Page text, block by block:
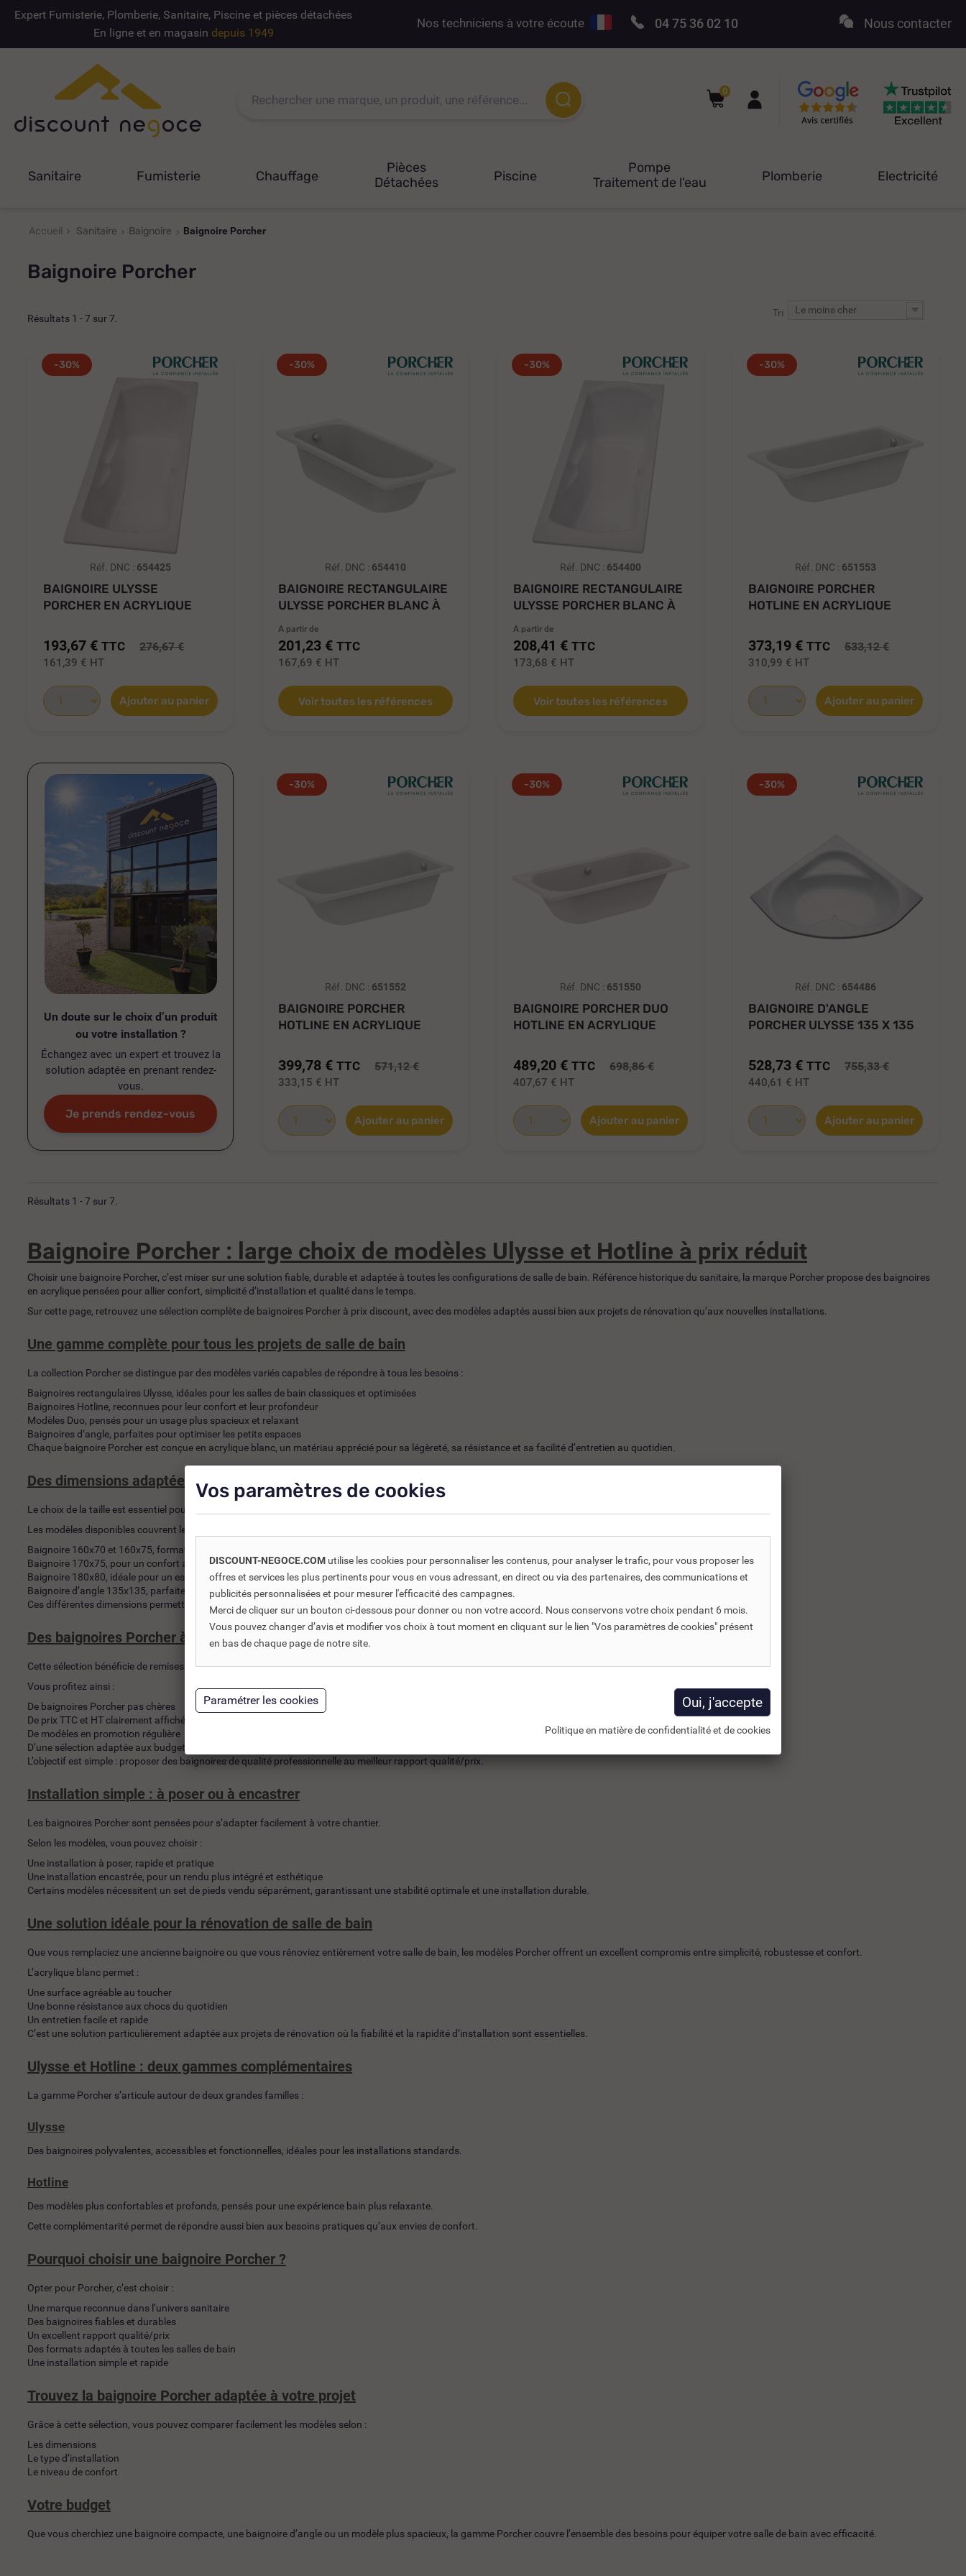
Expert Fumisterie, Plomberie, Sanitaire, Piscine et pièces détachées
En ligne et en magasin depuis 1949
Nos techniciens à votre écoute 04 75 36 02 10 Nous contacter
0
Sanitaire Fumisterie Chauffage
Pièces
Détachées
Piscine
Pompe
Traitement de l'eau
Plomberie Electricité
Accueil Sanitaire Baignoire Baignoire Porcher
Baignoire Porcher
Tri Le moins cher
Résultats 1 - 7 sur 7.
-30%
Réf. DNC : 654425
BAIGNOIRE ULYSSE
PORCHER EN ACRYLIQUE
193,67 € TTC 276,67 €
161,39 € HT
Ajouter au panier
-30%
Réf. DNC : 654410
BAIGNOIRE RECTANGULAIRE
ULYSSE PORCHER BLANC À
A partir de
201,23 € TTC
167,69 € HT
Voir toutes les références
-30%
Réf. DNC : 654400
BAIGNOIRE RECTANGULAIRE
ULYSSE PORCHER BLANC À
A partir de
208,41 € TTC
173,68 € HT
Voir toutes les références
-30%
Réf. DNC : 651553
BAIGNOIRE PORCHER
HOTLINE EN ACRYLIQUE
373,19 € TTC 533,12 €
310,99 € HT
Ajouter au panier
Un doute sur le choix d’un produit
ou votre installation ?
Échangez avec un expert et trouvez la
solution adaptée en prenant rendez-
vous.
Je prends rendez-vous
-30%
Réf. DNC : 651552
BAIGNOIRE PORCHER
HOTLINE EN ACRYLIQUE
399,78 € TTC 571,12 €
333,15 € HT
Ajouter au panier
-30%
Réf. DNC : 651550
BAIGNOIRE PORCHER DUO
HOTLINE EN ACRYLIQUE
489,20 € TTC 698,86 €
407,67 € HT
Ajouter au panier
-30%
Réf. DNC : 654486
BAIGNOIRE D'ANGLE
PORCHER ULYSSE 135 X 135
528,73 € TTC 755,33 €
440,61 € HT
Ajouter au panier
Résultats 1 - 7 sur 7.
Baignoire Porcher : large choix de modèles Ulysse et Hotline à prix réduit
Choisir une baignoire Porcher, c’est miser sur une solution fiable, durable et adaptée à toutes les configurations de salle de bain. Référence historique du sanitaire, la marque Porcher propose des baignoires
en acrylique pensées pour allier confort, simplicité d’installation et qualité dans le temps.
Sur cette page, retrouvez une sélection complète de baignoires Porcher à prix discount, avec des modèles adaptés aussi bien aux projets de rénovation qu’aux nouvelles installations.
Une gamme complète pour tous les projets de salle de bain
La collection Porcher se distingue par des modèles variés capables de répondre à tous les besoins :
Baignoires rectangulaires Ulysse, idéales pour les salles de bain classiques et optimisées
Baignoires Hotline, reconnues pour leur confort et leur profondeur
Modèles Duo, pensés pour un usage plus spacieux et relaxant
Baignoires d’angle, parfaites pour optimiser les petits espaces
Chaque baignoire Porcher est conçue en acrylique blanc, un matériau apprécié pour sa légèreté, sa résistance et sa facilité d’entretien au quotidien.
Des dimensions adaptées à toutes les configurations
Le choix de la taille est essentiel pour garantir confort et intégration parfaite dans votre salle de bain.
Les modèles disponibles couvrent les formats les plus recherchés :
Baignoire 160x70 et 160x75, formats standards polyvalents
Baignoire 170x75, pour un confort accru
Baignoire 180x80, idéale pour un espace bain plus généreux
Baignoire d’angle 135x135, parfaite pour optimiser l’espace
Ces différentes dimensions permettent d’adapter facilement votre baignoire Porcher à la configuration de votre pièce, que ce soit en rénovation ou en construction.
Des baignoires Porcher à prix discount
Cette sélection bénéficie de remises pouvant aller jusqu’à -30%, afin de rendre les équipements sanitaires Porcher plus accessibles.
Vous profitez ainsi :
De baignoires Porcher pas chères
De prix TTC et HT clairement affichés
De modèles en promotion régulière
D’une sélection adaptée aux budgets travaux et rénovation
L’objectif est simple : proposer des baignoires de qualité professionnelle au meilleur rapport qualité/prix.
Installation simple : à poser ou à encastrer
Les baignoires Porcher sont pensées pour s’adapter facilement à votre chantier.
Selon les modèles, vous pouvez choisir :
Une installation à poser, rapide et pratique
Une installation encastrée, pour un rendu plus intégré et esthétique
Certains modèles nécessitent un set de pieds vendu séparément, garantissant une stabilité optimale et une installation durable.
Une solution idéale pour la rénovation de salle de bain
Que vous remplaciez une ancienne baignoire ou que vous rénoviez entièrement votre salle de bain, les modèles Porcher offrent un excellent compromis entre simplicité, robustesse et confort.
L’acrylique blanc permet :
Une surface agréable au toucher
Une bonne résistance aux chocs du quotidien
Un entretien facile et rapide
C’est une solution particulièrement adaptée aux projets de rénovation où la fiabilité et la rapidité d’installation sont essentielles.
Ulysse et Hotline : deux gammes complémentaires
La gamme Porcher s’articule autour de deux grandes familles :
Ulysse
Des baignoires polyvalentes, accessibles et fonctionnelles, idéales pour les installations standards.
Hotline
Des modèles plus confortables et profonds, pensés pour une expérience bain plus relaxante.
Cette complémentarité permet de répondre aussi bien aux besoins pratiques qu’aux envies de confort.
Pourquoi choisir une baignoire Porcher ?
Opter pour Porcher, c’est choisir :
Une marque reconnue dans l’univers sanitaire
Des baignoires fiables et durables
Un excellent rapport qualité/prix
Des formats adaptés à toutes les salles de bain
Une installation simple et rapide
Trouvez la baignoire Porcher adaptée à votre projet
Grâce à cette sélection, vous pouvez comparer facilement les modèles selon :
Les dimensions
Le type d’installation
Le niveau de confort
Votre budget
Que vous cherchiez une baignoire compacte, une baignoire d’angle ou un modèle plus spacieux, la gamme Porcher couvre l’ensemble des besoins pour équiper votre salle de bain avec efficacité.
Vos paramètres de cookies
DISCOUNT-NEGOCE.COM utilise les cookies pour personnaliser les contenus, pour analyser le trafic, pour vous proposer les
offres et services les plus pertinents pour vous en vous adressant, en direct ou via des partenaires, des communications et
publicités personnalisées et pour mesurer l'efficacité des campagnes.
Merci de cliquer sur un bouton ci-dessous pour donner ou non votre accord. Nous conservons votre choix pendant 6 mois.
Vous pouvez changer d’avis et modifier vos choix à tout moment en cliquant sur le lien "Vos paramètres de cookies" présent
en bas de chaque page de notre site.
Politique en matière de confidentialité et de cookies